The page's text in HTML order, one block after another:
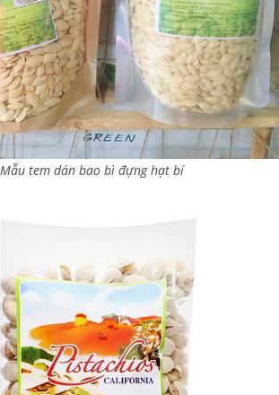
Mẫu tem dán bao bì đựng hạt bí